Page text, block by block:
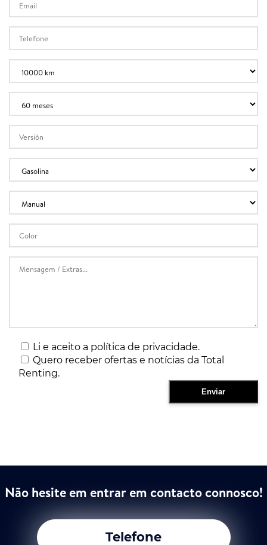
Li e aceito a política de privacidade.
Quero receber ofertas e notícias da Total
Renting.
Não hesite em entrar em contacto connosco!
Telefone